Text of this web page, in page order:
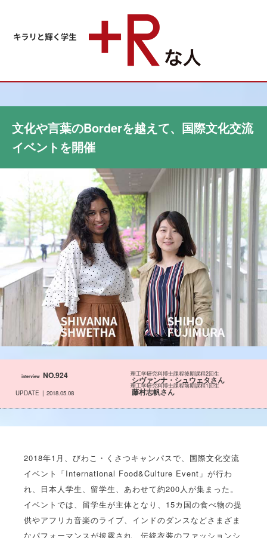
文化や言葉のBorderを越えて、国際文化交流
イベントを開催
interview NO.924
UPDATE 2018.05.08
理工学研究科博士課程後期課程2回生
シヴァンナ・シュウェタさん
理工学研究科博士課程前期課程1回生
藤村志帆さん
2018年1月、びわこ・くさつキャンパスで、国際文化交流
イベント「International Food&Culture Event」が行わ
れ、日本人学生、留学生、あわせて約200人が集まった。
イベントでは、留学生が主体となり、15カ国の食べ物の提
供やアフリカ音楽のライブ、インドのダンスなどさまざま
なパフォーマンスが披露され、伝統衣装のファッションシ